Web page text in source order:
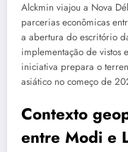
Alckmin viajou a Nova
parcerias econômicas
a abertura do escritório
implementação de vistos
iniciativa prepara o
asiático no começo de
Contexto
entre Modi e